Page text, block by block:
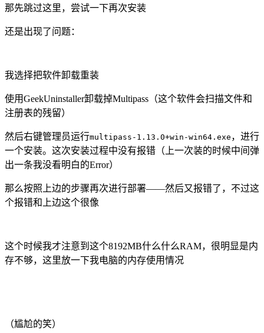
那先跳过这里，尝试一下再次安装
还是出现了问题：
我选择把软件卸载重装
使用GeekUninstaller卸载掉Multipass（这个软件会扫描文件和
注册表的残留）
然后右键管理员运行multipass-1.13.0+win-win64.exe ，进行
一个安装。这次安装过程中没有报错（上一次装的时候中间弹
出一条我没看明白的Error）
那么按照上边的步骤再次进行部署——然后又报错了，不过这
个报错和上边这个很像
这个时候我才注意到这个8192MB什么什么RAM，很明显是内
存不够，这里放一下我电脑的内存使用情况
（尴尬的笑）